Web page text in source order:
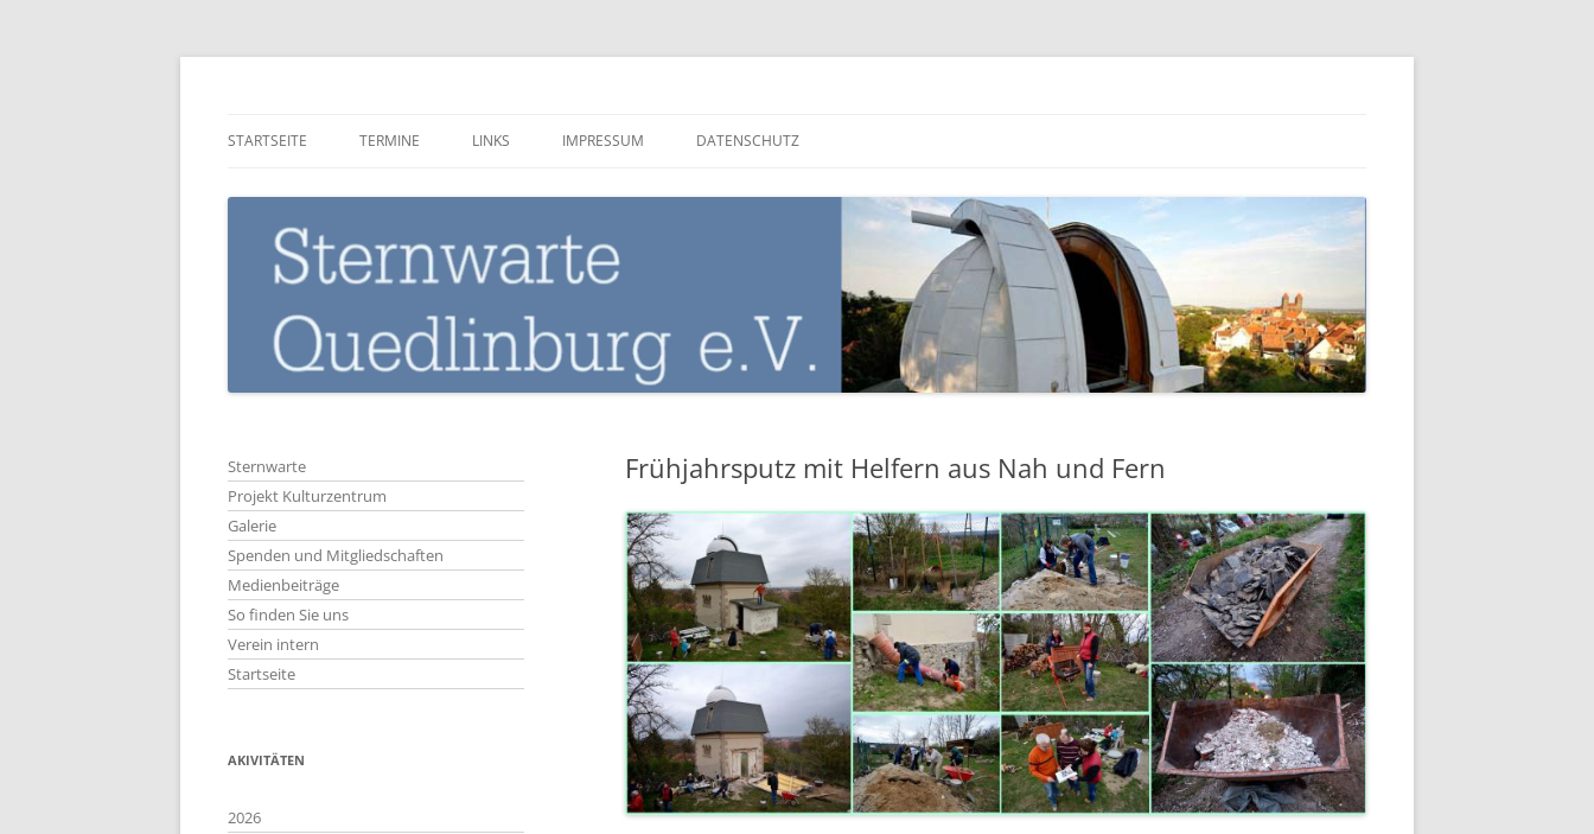
Zum
STARTSEITE TERMINE LINKS IMPRESSUM DATENSCHUTZ
Frühjahrsputz mit Helfern aus Nah und Fern
Sternwarte
Projekt Kulturzentrum
Galerie
Spenden und Mitgliedschaften
Medienbeiträge
So finden Sie uns
Verein intern
Startseite
AKIVITÄTEN
2026